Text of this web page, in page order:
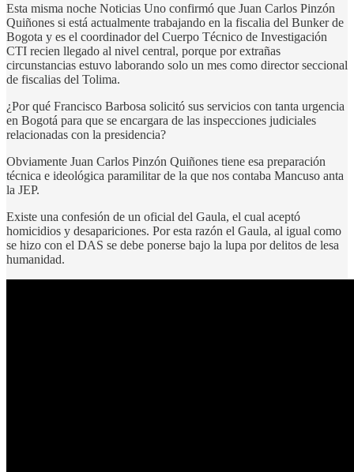
Esta misma noche Noticias Uno confirmó que Juan Carlos Pinzón
Quiñones si está actualmente trabajando en la fiscalia del Bunker de
Bogota y es el coordinador del Cuerpo Técnico de Investigación
CTI recien llegado al nivel central, porque por extrañas
circunstancias estuvo laborando solo un mes como director seccional
de fiscalias del Tolima.
¿Por qué Francisco Barbosa solicitó sus servicios con tanta urgencia
en Bogotá para que se encargara de las inspecciones judiciales
relacionadas con la presidencia?
Obviamente Juan Carlos Pinzón Quiñones tiene esa preparación
técnica e ideológica paramilitar de la que nos contaba Mancuso anta
la JEP.
Existe una confesión de un oficial del Gaula, el cual aceptó
homicidios y desapariciones. Por esta razón el Gaula, al igual como
se hizo con el DAS se debe ponerse bajo la lupa por delitos de lesa
humanidad.